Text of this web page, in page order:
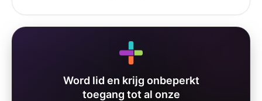
Word lid en krijg onbeperkt
toegang tot al onze